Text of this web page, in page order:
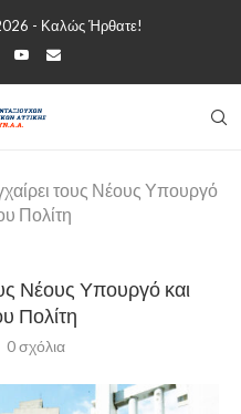
- Καλώς Ήρθατε!
τους Νέους Υπουργό
Πολίτη
Νέους Υπουργό και
Πολίτη
0 σχόλια